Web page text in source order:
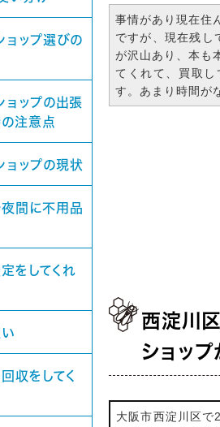
ョップ選びの
ョップの出張
注意点
ョップの現状
間に不用品
をしてくれ
収をしてく
事情があり現在住
ですが、現在残し
が沢山あり、本も
てくれて、買取
す。あまり時間が
西淀川
ショップ
大阪市西淀川区で